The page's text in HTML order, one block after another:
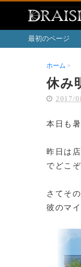
最初のページ
ホーム
休み
2017/
本日も
昨日は
でどこ
さてそ
彼のマ